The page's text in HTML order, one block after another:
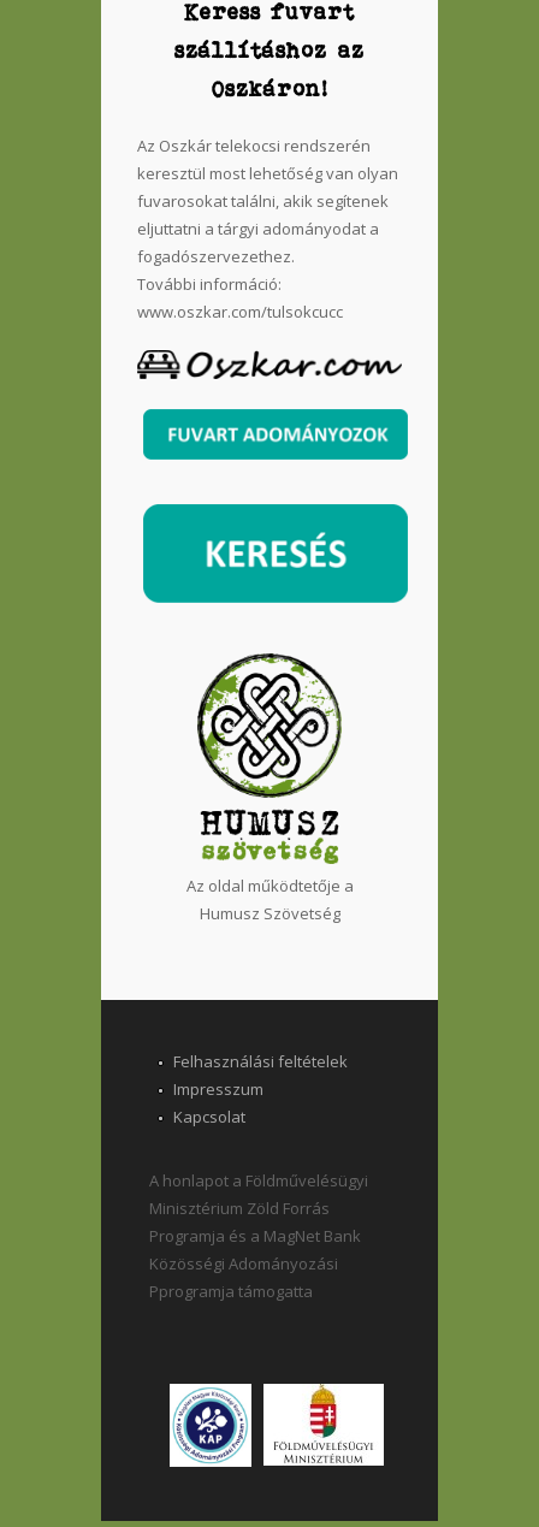
Keress fuvart
szállításhoz az
Oszkáron!
Az Oszkár telekocsi rendszerén
keresztül most lehetőség van olyan
fuvarosokat találni, akik segítenek
eljuttatni a tárgyi adományodat a
fogadószervezethez.
További információ:
www.oszkar.com/tulsokcucc
Az oldal működtetője a
Humusz Szövetség
Felhasználási feltételek
Impresszum
Kapcsolat
A honlapot a Földművelésügyi
Minisztérium Zöld Forrás
Programja és a MagNet Bank
Közösségi Adományozási
Pprogramja támogatta